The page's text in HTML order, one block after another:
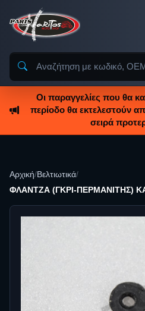
Οι παραγγελίες που θα
περίοδο θα εκτελεστούν
σειρά
Αρχική/Βελτιωτικά/
ΦΛΑΝΤΖΑ (ΓΚΡΙ-ΠΕΡΜΑΝΙΤΗΣ)